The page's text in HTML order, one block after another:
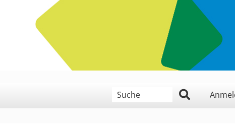
geben Sie hier ein Suchwort ein,